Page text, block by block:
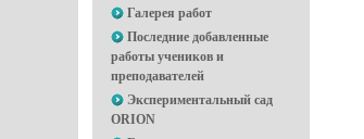
Галерея работ
Последние добавленные
работы учеников и
преподавателей
Экспериментальный сад
ORION